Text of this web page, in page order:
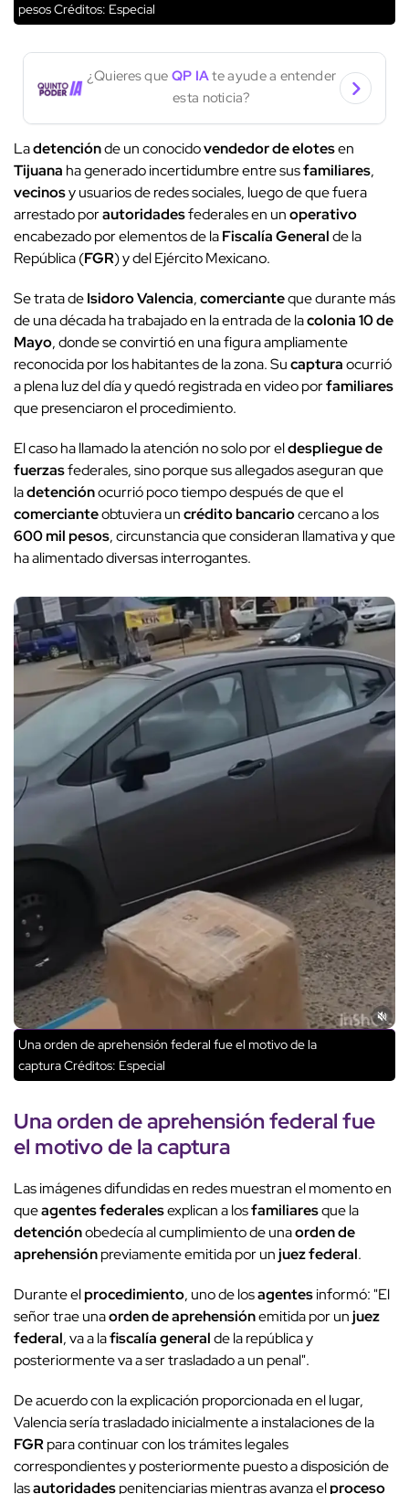
pesosCréditos: Especial
¿Quieres que QP IAte ayude a entender
esta noticia?
Ladetenciónde un conocidovendedor de elotesen
Tijuana ha generado incertidumbre entre susfamiliares,
vecinosy usuarios de redes sociales, luego de que fuera
arrestado porautoridadesfederales en unoperativo
encabezado por elementos de laFiscalía Generalde la
República (FGR) y del Ejército Mexicano.
Se trata deIsidoro Valencia,comercianteque durante más
de una década ha trabajado en la entrada de lacolonia 10 de
Mayo, donde se convirtió en una figura ampliamente
reconocida por los habitantes de la zona. Sucapturaocurrió
a plena luz del día y quedó registrada en video porfamiliares
que presenciaron el procedimiento.
El caso ha llamado la atención no solo por eldespliegue de
fuerzasfederales, sino porque sus allegados aseguran que
ladetenciónocurrió poco tiempo después de que el
comercianteobtuviera uncrédito bancariocercano a los
600 mil pesos, circunstancia que consideran llamativa y que
ha alimentado diversas interrogantes.
Una orden de aprehensión federal fue el motivo de la
capturaCréditos: Especial
Unaorden de aprehensiónfederal fue
el motivo de lacaptura
Las imágenes difundidas en redes muestran el momento en
queagentes federalesexplican a losfamiliaresque la
detenciónobedecía al cumplimiento de unaorden de
aprehensiónpreviamente emitida por unjuez federal.
Durante elprocedimiento, uno de losagentesinformó: "El
señor trae unaorden de aprehensiónemitida por unjuez
federal, va a lafiscalía generalde la república y
posteriormente va a ser trasladado a un penal".
De acuerdo con la explicación proporcionada en el lugar,
Valencia sería trasladado inicialmente a instalaciones de la
FGRpara continuar con los trámites legales
correspondientes y posteriormente puesto a disposición de
lasautoridadespenitenciarias mientras avanza elproceso